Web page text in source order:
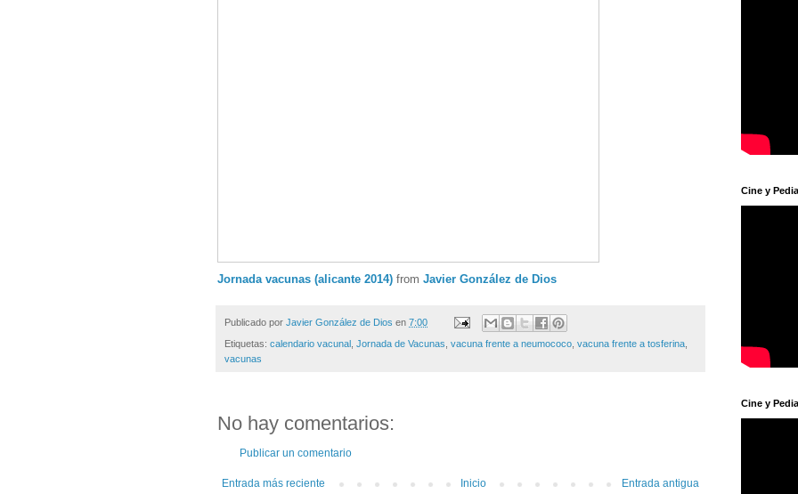
Jornada vacunas (alicante 2014) from Javier González de Dios
Publicado por Javier González de Dios en 7:00
Etiquetas: calendario vacunal Jornada de Vacunas vacuna frente a neumococo vacuna frente a tosferina
vacunas
No hay comentarios:
Publicar un comentario
Entrada más reciente Entrada antigua
Inicio
Cine y
Cine y